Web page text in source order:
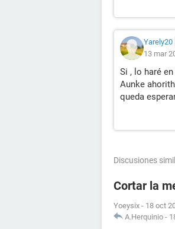
Yarely20
13 mar
Si , lo haré
Aunke
queda
Discusiones
Cortar la
Yoeysix - 18 oct
A.Herquinio -